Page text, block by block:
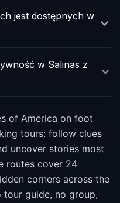
jest dostępnych w
w Salinas z
of America on foot
tours: follow clues
uncover stories most
routes cover 24
corners across the
tour guide, no group,